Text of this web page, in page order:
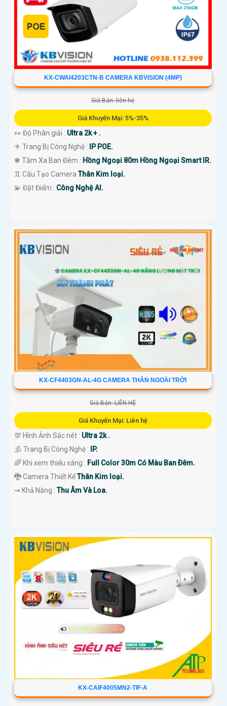
KX-CWAI4203CTN-B CAMERA KBVISION (4MP)
Giá Bán: liên hệ
Giá Khuyến Mại: 5%-35%
👀 Độ Phân giải : Ultra 2k + .
⚜️ Trang Bị Công Nghệ : IP POE.
❃ Tầm Xa Ban Đêm : Hồng Ngoại 80m Hồng Ngoại Smart IR.
♊ Cấu Tạo CameraThân Kim loại.
️💫 Đặt Điểm : Công Nghệ AI.
KX-CF4403GN-AL-4G CAMERA THÂN NGOÀI TRỜI
Giá Bán: LIÊN HỆ
Giá Khuyến Mại: Liên hệ
💯 Hình Ảnh Sắc nét : Ultra 2k .
🕉️ Trang Bị Công Nghệ :
IP.
🌈 Khi xem thiếu sáng : Full Color 30m Có Màu Ban Ðêm.
🐉️ Camera Thiết KếThân Kim loại.
️⇝ Khả Năng :Thu Âm Và Loa.
KX-CAIF4005MN2-TIF-A